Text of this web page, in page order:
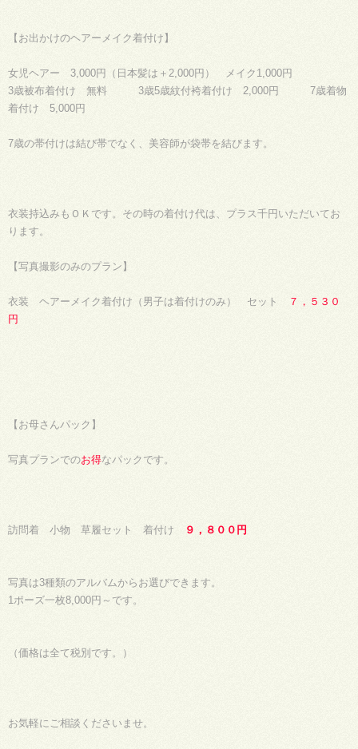
【お出かけのヘアーメイク着付け】
女児ヘアー 3,000円（日本髪は＋2,000円） メイク1,000円
3歳被布着付け 無料 3歳5歳紋付袴着付け 2,000円 7歳着物
着付け 5,000円
7歳の帯付けは結び帯でなく、美容師が袋帯を結びます。
衣装持込みもＯＫです。その時の着付け代は、プラス千円いただいてお
ります。
【写真撮影のみのプラン】
衣装 ヘアーメイク着付け（男子は着付けのみ） セット
７，５３０
円
【お母さんパック】
写真プランでのお得なパックです。
訪問着 小物 草履セット 着付け ９，８００円
写真は3種類のアルバムからお選びできます。
1ポーズ一枚8,000円～です。
（価格は全て税別です。）
お気軽にご相談くださいませ。